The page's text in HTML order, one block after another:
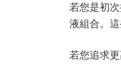
若您是初
液組合。
若您追求